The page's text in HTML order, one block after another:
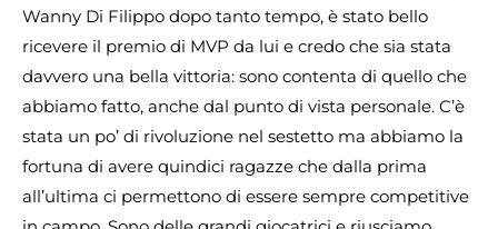
Wanny Di Filippo dopo tanto tempo, è stato bello
ricevere il premio di MVP da lui e credo che sia stata
davvero una bella vittoria: sono contenta di quello che
abbiamo fatto, anche dal punto di vista personale. C’è
stata un po’ di rivoluzione nel sestetto ma abbiamo la
fortuna di avere quindici ragazze che dalla prima
all’ultima ci permettono di essere sempre competitive